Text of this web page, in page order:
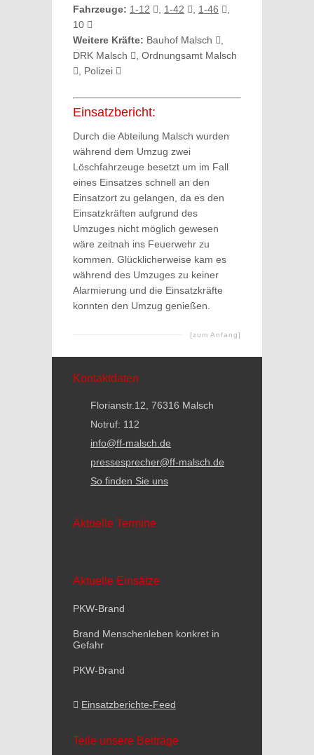
Fahrzeuge: 1-12 1-42 1-46
10
Weitere Kräfte: Bauhof Malsch
DRK Malsch
, Ordnungsamt Malsch
, Polizei
Einsatzbericht:
Durch die Abteilung Malsch wurden
während dem Umzug zwei
Löschfahrzeuge besetzt um im Fall
eines Einsatzes schnell an den
Einsatzort zu gelangen, da es den
Einsatzkräften aufgrund des
Umzuges nicht möglich gewesen
wäre zeitnah ins Feuerwehr zu
kommen. Glücklicherweise kam es
während des Umzuges zu keiner
Alarmierung und die Einsatzkräfte
konnten den Umzug genießen.
[zum Anfang]
Kontaktdaten
Florianstr.12, 76316 Malsch
Notruf: 112
info@ff-malsch.de
pressesprecher@ff-malsch.de
So finden Sie uns
Aktuelle Termine
Aktuelle Einsätze
PKW-Brand
Brand Menschenleben konkret in
Gefahr
PKW-Brand
Einsatzberichte-Feed
Teile unsere Beiträge